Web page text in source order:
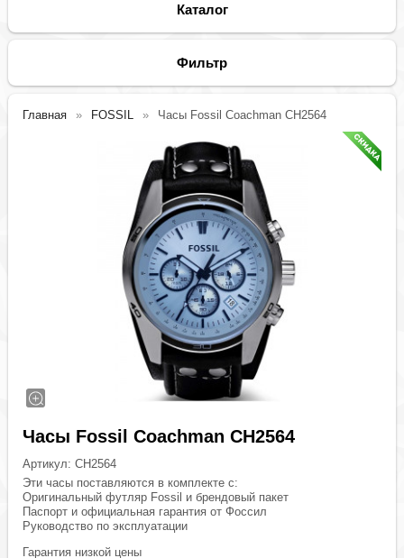
Каталог
Фильтр
Главная FOSSIL Часы Fossil Coachman CH2564
Часы Fossil Coachman CH2564
Артикул:CH2564
Эти часы поставляются в комплекте с:
Оригинальный футляр Fossil и брендовый пакет
Паспорт и официальная гарантия от Фоссил
Руководство по эксплуатации
Гарантия низкой цены